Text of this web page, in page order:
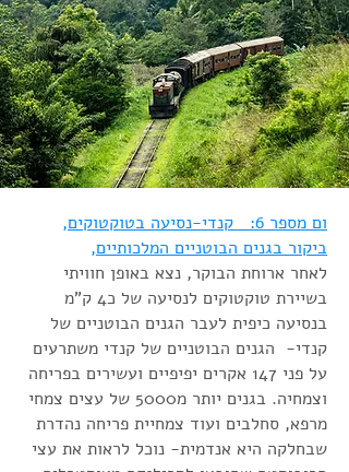
ום מספר 6: קנדי-נסיעה בטוקטוקים,
ביקור בגנים הבוטניים המלכותיים,
לאחר ארוחת הבוקר, נצא באופן חוויתי
בשיירת טוקטוקים לנסיעה של כ4 ק"מ
בנסיעה כיפית לעבר הגנים הבוטניים של
קנדי- הגנים הבוטניים של קנדי משתרעים
על פני 147 אקרים יפיפיים ועשירים בפריחה
וצמחיה. בגנים יותר מ5000 של עצים צמחי
מרפא, סחלבים ועוד צמחיית פריחה נהדרת
שבחלקה היא אנדמית- נוכל לראות את עצי